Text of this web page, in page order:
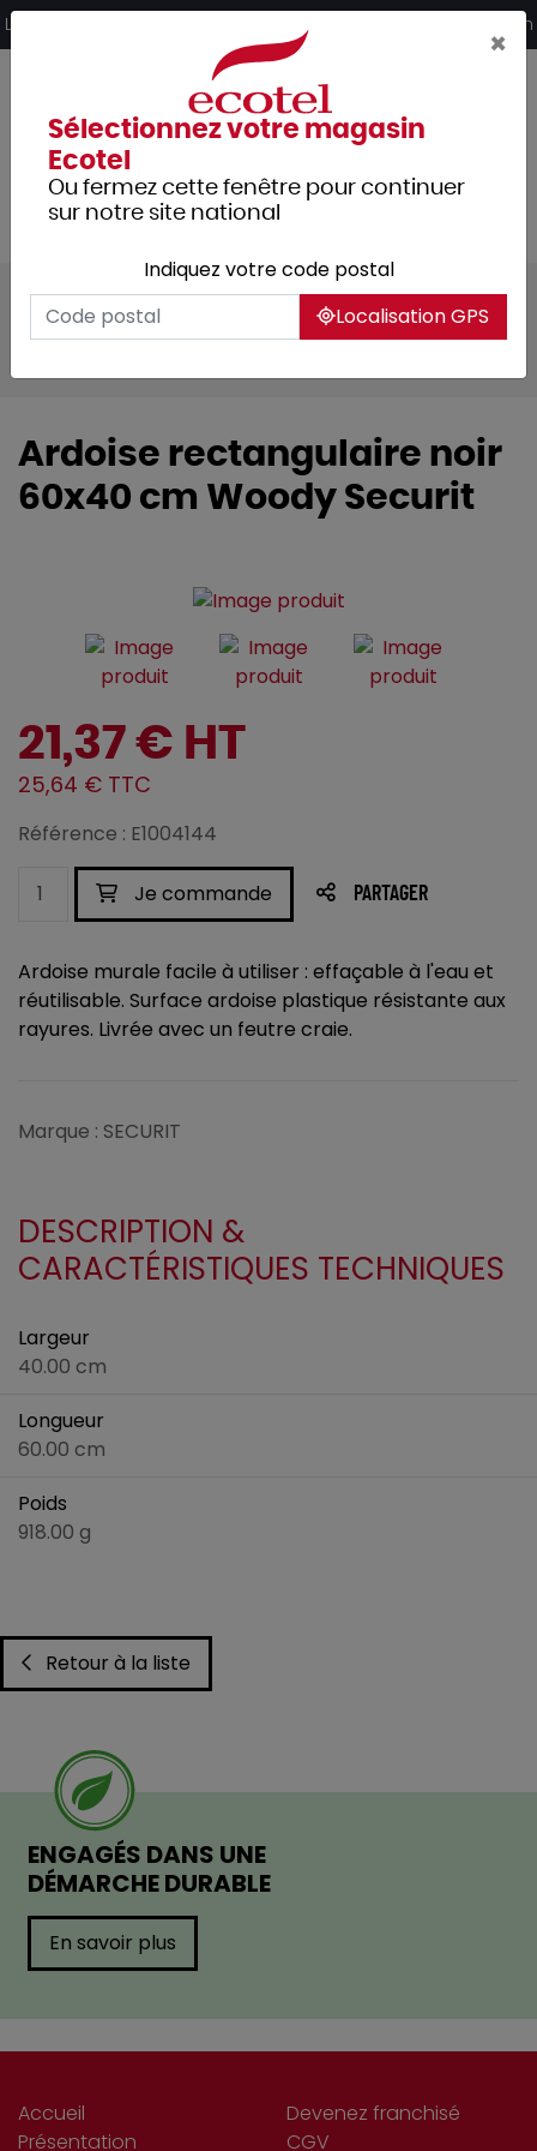
Livraison offerte dès 249€ HT d’achat et retrait 2h en magasin
Tous les produits
Arts de la table
Accessoires de table
Signalétique
Ardoise rectangulaire noir
60x40 cm Woody Securit
21,37 € HT
25,64 € TTC
Référence : E1004144
Je commande PARTAGER
Ardoise murale facile à utiliser : effaçable à l'eau et
réutilisable. Surface ardoise plastique résistante aux
rayures. Livrée avec un feutre craie.
Marque : SECURIT
DESCRIPTION &
CARACTÉRISTIQUES TECHNIQUES
Largeur
40.00 cm
Longueur
60.00 cm
Poids
918.00 g
Retour à la liste
ENGAGÉS DANS UNE
DÉMARCHE DURABLE
En savoir plus
Accueil
Présentation
Devenez franchisé
CGV
×
Sélectionnez votre magasin
Ecotel
Ou fermez cette fenêtre pour continuer
sur notre site national
Indiquez votre code postal
Localisation GPS
Panneau de gestion des cookies